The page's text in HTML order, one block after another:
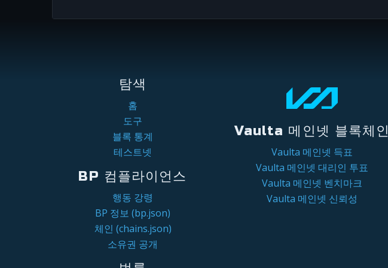
탐색
홈
도구
블록 통계
테스트넷
BP 컴플라이언스
행동 강령
BP 정보 (bp.json)
체인 (chains.json)
소유권 공개
Vaulta 메인넷 블록체인
Vaulta 메인넷 득표
Vaulta 메인넷 대리인 투표
Vaulta 메인넷 벤치마크
Vaulta 메인넷 신뢰성